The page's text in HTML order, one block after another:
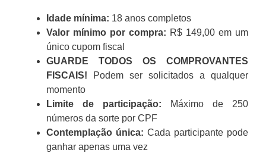
Idade mínima: 18 anos completos
Valor mínimo por compra: R$ 149,00 em um
único cupom fiscal
GUARDE TODOS OS COMPROVANTES
FISCAIS! Podem ser solicitados a qualquer
momento
Limite de participação: Máximo de 250
números da sorte por CPF
Contemplação única: Cada participante pode
ganhar apenas uma vez